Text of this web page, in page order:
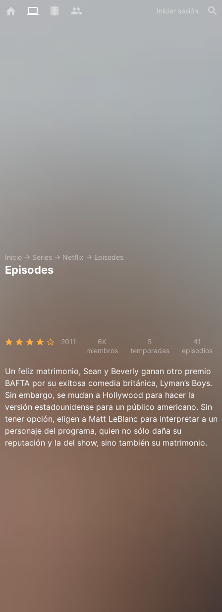
Iniciar sesión
Inicio → Series → Netflix → Episodes
Episodes
2011
6K
miembros
5
temporadas
41
episodios
Un feliz matrimonio, Sean y Beverly ganan otro premio
BAFTA por su exitosa comedia británica, Lyman’s Boys.
Sin embargo, se mudan a Hollywood para hacer la
versión estadounidense para un público americano. Sin
tener opción, eligen a Matt LeBlanc para interpretar a un
personaje del programa, quien no sólo daña su
reputación y la del show, sino también su matrimonio.